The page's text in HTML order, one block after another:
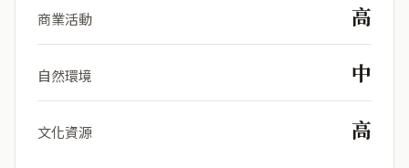
商業活動 高
自然環境 中
文化資源 高